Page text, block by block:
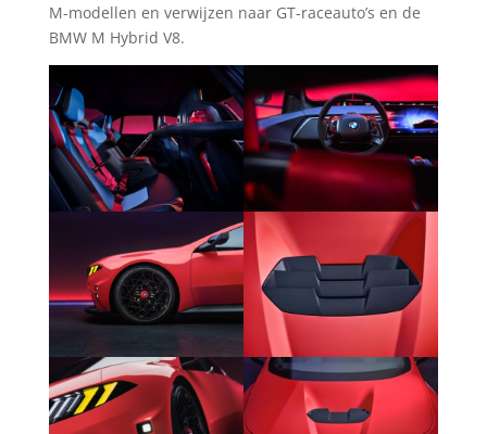
M-modellen en verwijzen naar GT-raceauto’s en de
BMW M Hybrid V8.